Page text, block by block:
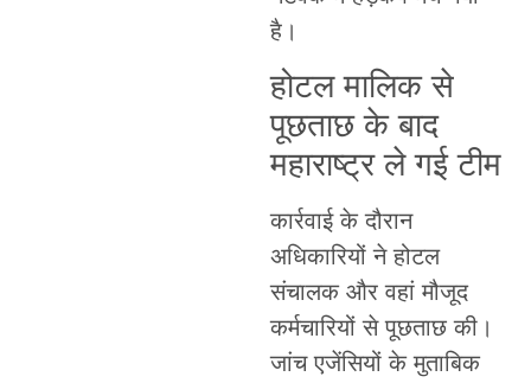
है।
होटल मालिक से
पूछताछ के बाद
महाराष्ट्र ले गई टीम
कार्रवाई के दौरान
अधिकारियों ने होटल
संचालक और वहां मौजूद
कर्मचारियों से पूछताछ की।
जांच एजेंसियों के मुताबिक